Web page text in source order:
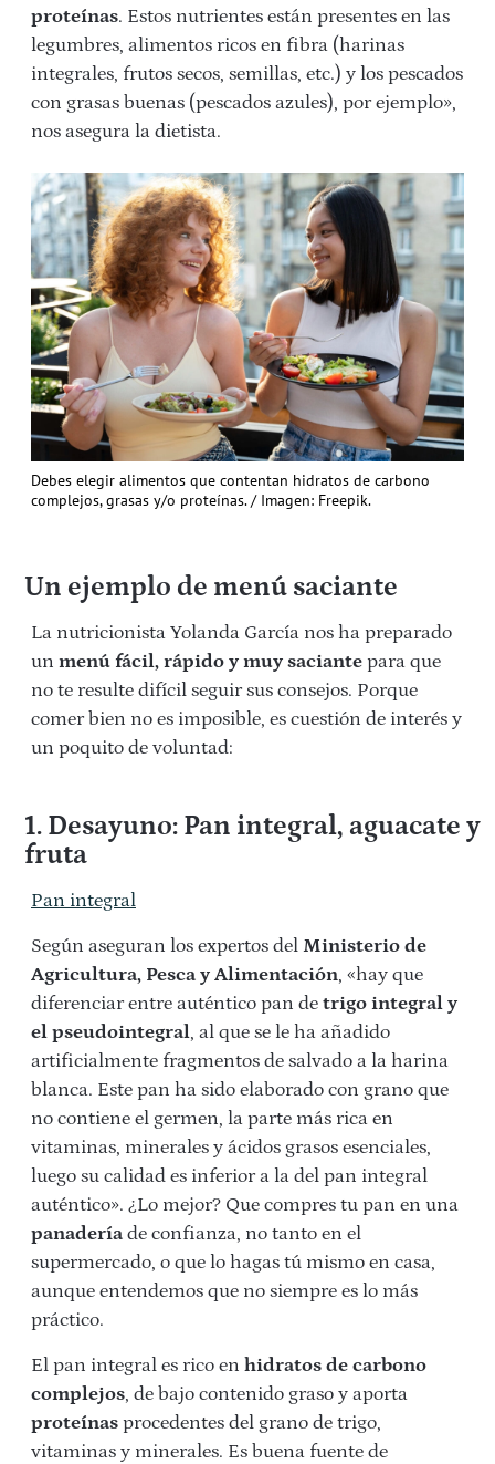
proteínas. Estos nutrientes están presentes en las
legumbres, alimentos ricos en fibra (harinas
integrales, frutos secos, semillas, etc.) y los pescados
con grasas buenas (pescados azules), por ejemplo»,
nos asegura la dietista.
Debes elegir alimentos que contentan hidratos de carbono
complejos, grasas y/o proteínas. / Imagen: Freepik.
Un ejemplo de menú saciante
La nutricionista Yolanda García nos ha preparado
un menú fácil, rápido y muy saciante para que
no te resulte difícil seguir sus consejos. Porque
comer bien no es imposible, es cuestión de interés y
un poquito de voluntad:
1. Desayuno: Pan integral, aguacate y
fruta
Pan integral
Según aseguran los expertos del Ministerio de
Agricultura, Pesca y Alimentación, «hay que
diferenciar entre auténtico pan de trigo integral y
el pseudointegral, al que se le ha añadido
artificialmente fragmentos de salvado a la harina
blanca. Este pan ha sido elaborado con grano que
no contiene el germen, la parte más rica en
vitaminas, minerales y ácidos grasos esenciales,
luego su calidad es inferior a la del pan integral
auténtico». ¿Lo mejor? Que compres tu pan en una
panadería de confianza, no tanto en el
supermercado, o que lo hagas tú mismo en casa,
aunque entendemos que no siempre es lo más
práctico.
El pan integral es rico en hidratos de carbono
complejos, de bajo contenido graso y aporta
proteínas procedentes del grano de trigo,
vitaminas y minerales. Es buena fuente de